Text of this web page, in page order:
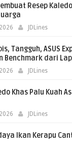
Resep
JDLines
Tangguh, ASUS
Benchmark dari
JDLines
Khas Palu Kuah
JDLines
Ikan Kerapu